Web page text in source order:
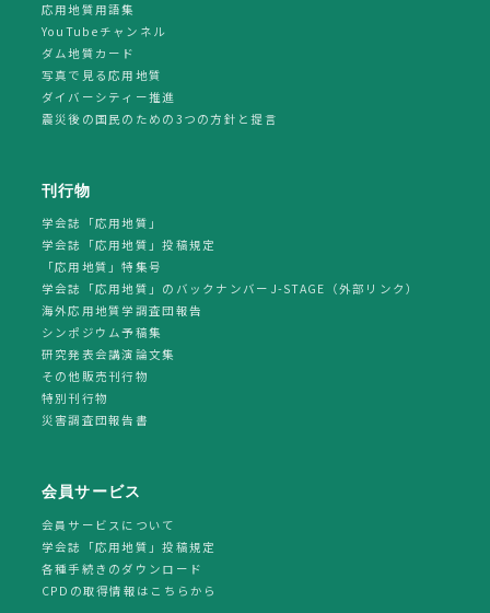
応用地質用語集
YouTubeチャンネル
ダム地質カード
写真で見る応用地質
ダイバーシティー推進
震災後の国民のための3つの方針と提言
刊行物
学会誌「応用地質」
学会誌「応用地質」投稿規定
「応用地質」特集号
学会誌「応用地質」のバックナンバーJ-STAGE（外部リンク）
海外応用地質学調査団報告
シンポジウム予稿集
研究発表会講演論文集
その他販売刊行物
特別刊行物
災害調査団報告書
会員サービス
会員サービスについて
学会誌「応用地質」投稿規定
各種手続きのダウンロード
CPDの取得情報はこちらから